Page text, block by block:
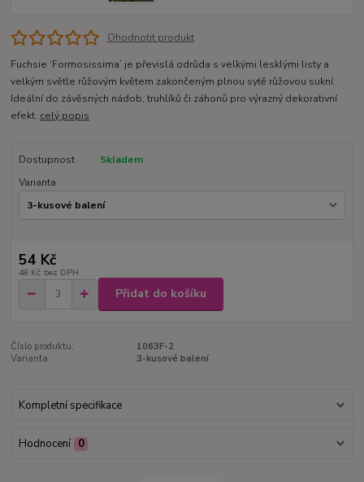
Ohodnotit produkt
Fuchsie ‘Formosissima’ je převislá odrůda s velkými lesklými listy a
velkým světle růžovým květem zakončeným plnou sytě růžovou sukní.
Ideální do závěsných nádob, truhlíků či záhonů pro výrazný dekorativní
efekt. celý popis
Dostupnost
Skladem
Varianta
54 Kč
48 Kč bez DPH
Přidat do košíku
Číslo produktu:
1063F-2
Varianta:
3-kusové balení
Kompletní specifikace
Hodnocení 0